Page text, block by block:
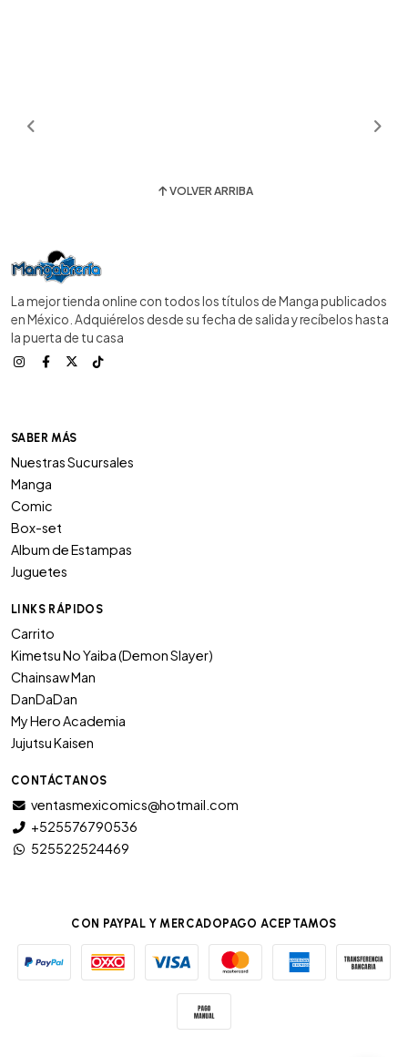
VOLVER ARRIBA
La mejor tienda online con todos los títulos de Manga publicados
en México. Adquiérelos desde su fecha de salida y recíbelos hasta
la puerta de tu casa
SABER MÁS
Nuestras Sucursales
Manga
Comic
Box-set
Album de Estampas
Juguetes
LINKS RÁPIDOS
Carrito
Kimetsu No Yaiba (Demon Slayer)
Chainsaw Man
DanDaDan
My Hero Academia
Jujutsu Kaisen
CONTÁCTANOS
ventasmexicomics@hotmail.com
+525576790536
525522524469
CON PAYPAL Y MERCADOPAGO ACEPTAMOS